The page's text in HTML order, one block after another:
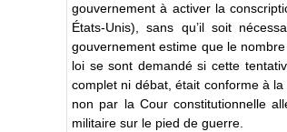
gouvernement à activer la
États-Unis), sans qu’il soit
gouvernement estime que le
loi se sont demandé si cette
complet ni débat, était conforme à
non par la Cour constitutionnelle
militaire sur le pied de guerre.